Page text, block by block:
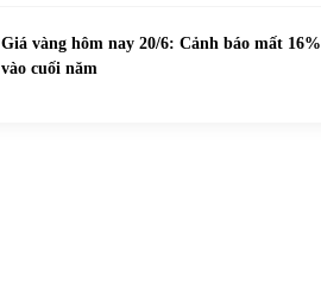
Giá vàng hôm nay 20/6: Cảnh báo mất 16%
vào cuối năm